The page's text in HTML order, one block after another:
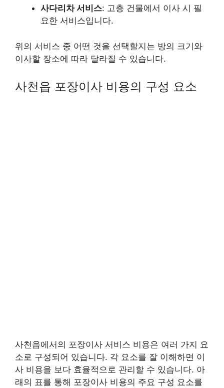
사다리차 서비스: 고층 건물에서 이사 시 필
요한 서비스입니다.
위의 서비스 중 어떤 것을 선택할지는 방의 크기와
이사할 장소에 따라 달라질 수 있습니다.
사천읍 포장이사 비용의 구성 요소
사천읍에서의 포장이사 서비스 비용은 여러 가지 요
소로 구성되어 있습니다. 각 요소를 잘 이해하면 이
사 비용을 보다 효율적으로 관리할 수 있습니다. 아
래의 표를 통해 포장이사 비용의 주요 구성 요소를